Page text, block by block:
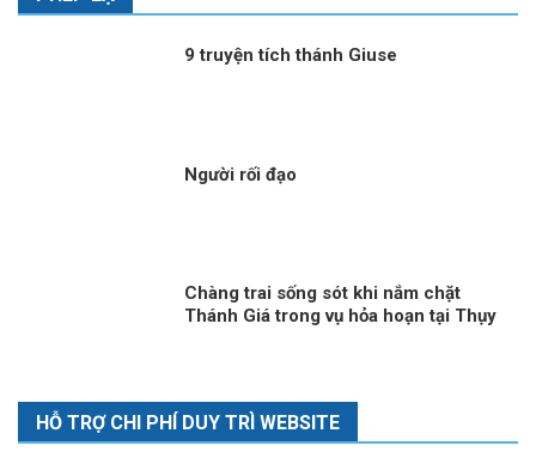
9 truyện tích thánh Giuse
Người rối đạo
Chàng trai sống sót khi nắm chặt
Thánh Giá trong vụ hỏa hoạn tại Thụy
HỖ TRỢ CHI PHÍ DUY TRÌ WEBSITE